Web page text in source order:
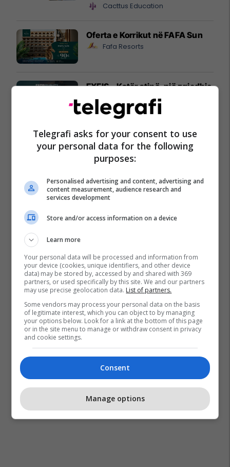
Cacttus Education
Oferta e Korrikut në FAFA Sun
Fafa Resorts
EXFIS – Katër stinë, një zgjedhje
e sigurt
EXFIS
Telegrafi asks for your consent to use
your personal data for the following
purposes:
Personalised advertising and content, advertising and
content measurement, audience research and
services development
Store and/or access information on a device
Learn more
Your personal data will be processed and information from
your device (cookies, unique identifiers, and other device
data) may be stored by, accessed by and shared with 369
partners, or used specifically by this site. We and our partners
may use precise geolocation data. List of partners.
Some vendors may process your personal data on the basis
of legitimate interest, which you can object to by managing
your options below. Look for a link at the bottom of this page
or in the site menu to manage or withdraw consent in privacy
and cookie settings.
Consent
Manage options